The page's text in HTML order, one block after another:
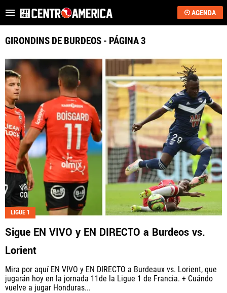
AGENDA
Sub-20: Costa Rica vs. EE.UU.
SAPRISSA
ALAJUELENSE
KEYLOR NAVAS
COSTA RICA
HONDURAS
GUATEMALA
EL SALVADOR
PANAMÁ
NICARAGUA
GIRONDINS DE BURDEOS - PÁGINA 3
LIGUE 1
Sigue EN VIVO y EN DIRECTO a Burdeos vs.
Lorient
Mira por aquí EN VIVO y EN DIRECTO a Burdeaux vs. Lorient, que
jugarán hoy en la jornada 11de la Ligue 1 de Francia. + Cuándo
vuelve a jugar Honduras...